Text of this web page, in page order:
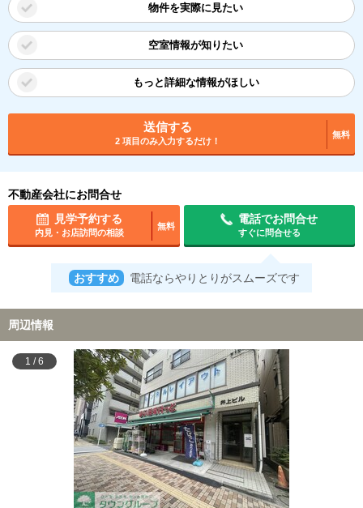
物件を実際に見たい
空室情報が知りたい
もっと詳細な情報がほしい
送信する
2 項目のみ入力するだけ！
無料
不動産会社にお問合せ
見学予約する
内見・お店訪問の相談
無料
電話でお問合せ
すぐに問合せる
おすすめ 電話ならやりとりがスムーズです
周辺情報
1 /6